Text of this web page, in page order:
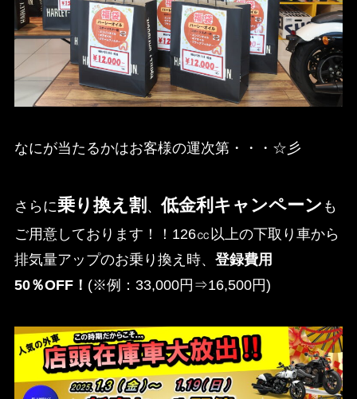
なにが当たるかはお客様の運次第・・・☆彡
さらに乗り換え割 、低金利キャンペーン も
ご用意しております！！126㏄以上の下取り車から
排気量アップのお乗り換え時、 登録費用
50％OFF！ (※例：33,000円⇒16,500円)